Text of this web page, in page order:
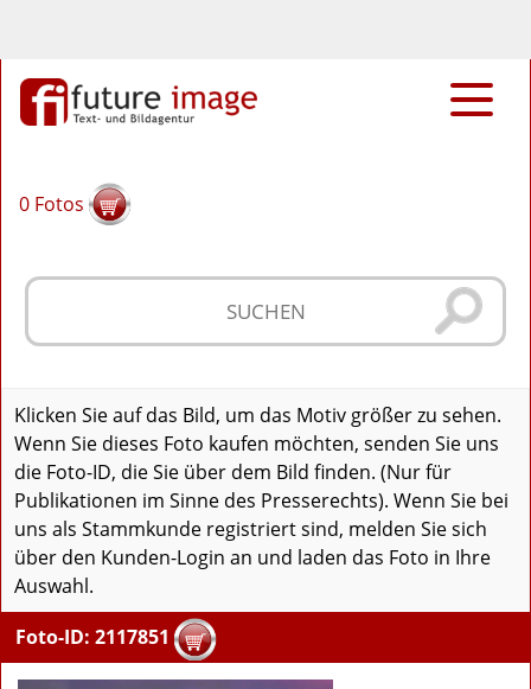
0 Fotos
Klicken Sie auf das Bild, um das Motiv größer zu sehen.
Wenn Sie dieses Foto kaufen möchten, senden Sie uns
die Foto-ID, die Sie über dem Bild finden. (Nur für
Publikationen im Sinne des Presserechts). Wenn Sie bei
uns als Stammkunde registriert sind, melden Sie sich
über den Kunden-Login an und laden das Foto in Ihre
Auswahl.
Foto-ID: 2117851